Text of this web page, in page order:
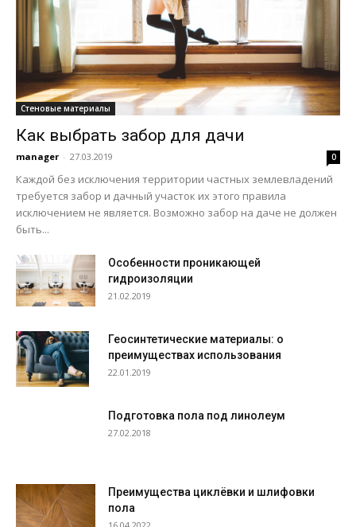
Стеновые материалы
Как выбрать забор для дачи
manager - 27.03.2019 0
Каждой без исключения территории частных землевладений
требуется забор и дачный участок их этого правила
исключением не является. Возможно забор на даче не должен
быть...
Особенности проникающей
гидроизоляции
21.02.2019
Геосинтетические материалы: о
преимуществах использования
22.01.2019
Подготовка пола под линолеум
27.02.2018
Преимущества циклёвки и шлифовки
пола